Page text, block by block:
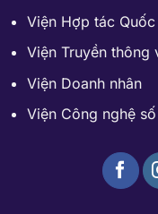
Viện Hợp tác
Viện Truyền thông
Viện Doanh nhân
Viện Công nghệ